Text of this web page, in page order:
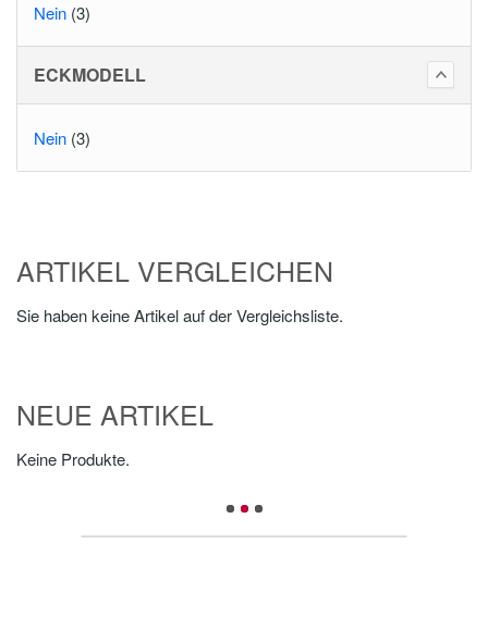
Nein (3)
ECKMODELL
Nein (3)
ARTIKEL VERGLEICHEN
Sie haben keine Artikel auf der Vergleichsliste.
NEUE ARTIKEL
Keine Produkte.